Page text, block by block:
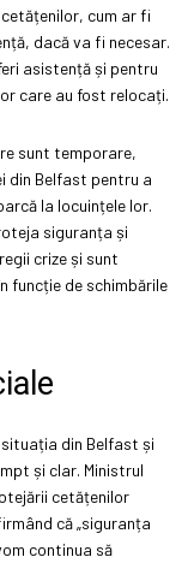
cum ar fi
dacă va fi necesar.
asistență și pentru
care au fost relocați.
sunt temporare,
din Belfast pentru a
la locuințele lor.
siguranța și
crize și sunt
funcție de schimbările
din Belfast și
și clar. Ministrul
cetățenilor
că „siguranța
continua să